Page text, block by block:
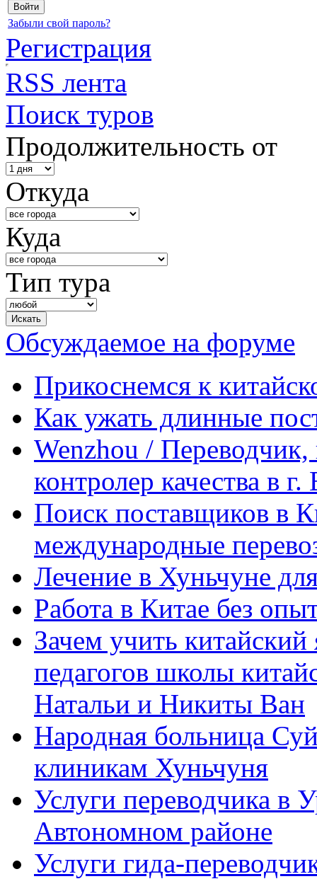
Забыли свой пароль?
Регистрация
RSS лента
Поиск туров
Продолжительность от
Откуда
Куда
Тип тура
Обсуждаемое на форуме
Прикоснемся к
Как ужать длинные
Wenzhou / Переводчик,
контролер качества в
Поиск поставщиков в
международные
Лечение в Хуньчуне
Работа в Китае без
Зачем учить
педагогов школы
Натальи и Никиты Ван
Народная больница
клиникам Хуньчуня
Услуги переводчика в
Автономном районе
Услуги гида-